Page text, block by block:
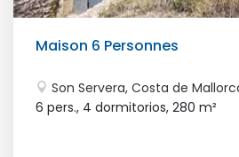
Maison 6 Personnes
Son Servera, Costa de
6 pers., 4 dormitorios, 280 m²